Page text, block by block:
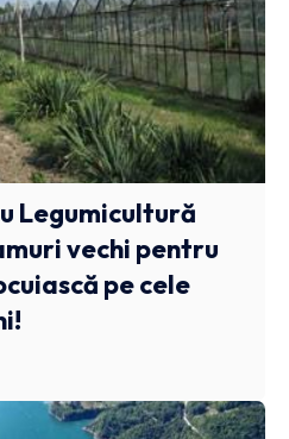
Legumicultură
vechi pentru
pe cele